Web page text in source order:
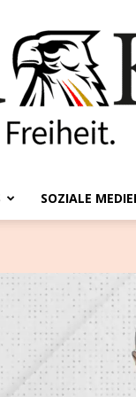
SOZIALE